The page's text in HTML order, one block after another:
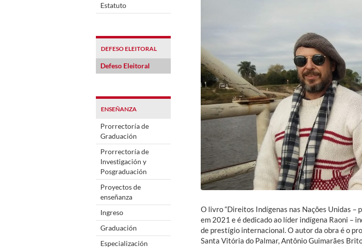
Estatuto
DEFESO ELEITORAL
Defeso Eleitoral
ENSEÑANZA
Prorrectoría de
Graduación
Prorrectoría de
Investigación y
Posgraduación
Proyectos de
enseñanza
Ingreso
Graduación
Especialización
O livro “Direitos Indígenas nas Nações Unidas –
em 2021 e é dedicado ao líder indígena Raoni –
de prestígio internacional. O autor da obra é o
Santa Vitória do Palmar, Antônio Guimarães